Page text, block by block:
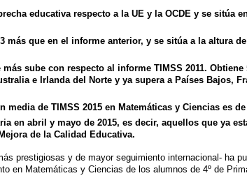
educativa respecto a la UE y la OCDE y se sitúa
más que en el informe anterior, y se sitúa a la altura
sube con respecto al informe TIMSS 2011. Obtiene
e Irlanda del Norte y ya supera a Países Bajos,
de TIMSS 2015 en Matemáticas y Ciencias es
en abril y mayo de 2015, es decir, aquellos que ya
de la Calidad Educativa.
prestigiosas y de mayor seguimiento internacional- ha
en Matemáticas y Ciencias de los alumnos de 4º de